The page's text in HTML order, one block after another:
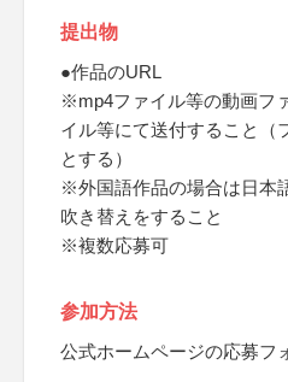
提出物
●作品のURL
※mp4ファイル等の動画フ
イル等にて送付すること（
とする）
※外国語作品の場合は日本
吹き替えをすること
※複数応募可
参加方法
公式ホームページの応募フ